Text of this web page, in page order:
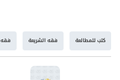
كتب للمطالعة فقه الشريعة فقه